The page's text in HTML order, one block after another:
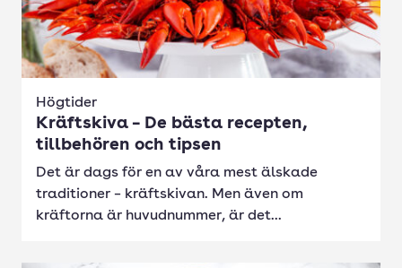
Högtider
Kräftskiva – De bästa recepten,
tillbehören och tipsen
Det är dags för en av våra mest älskade
traditioner – kräftskivan. Men även om
kräftorna är huvudnummer, är det...